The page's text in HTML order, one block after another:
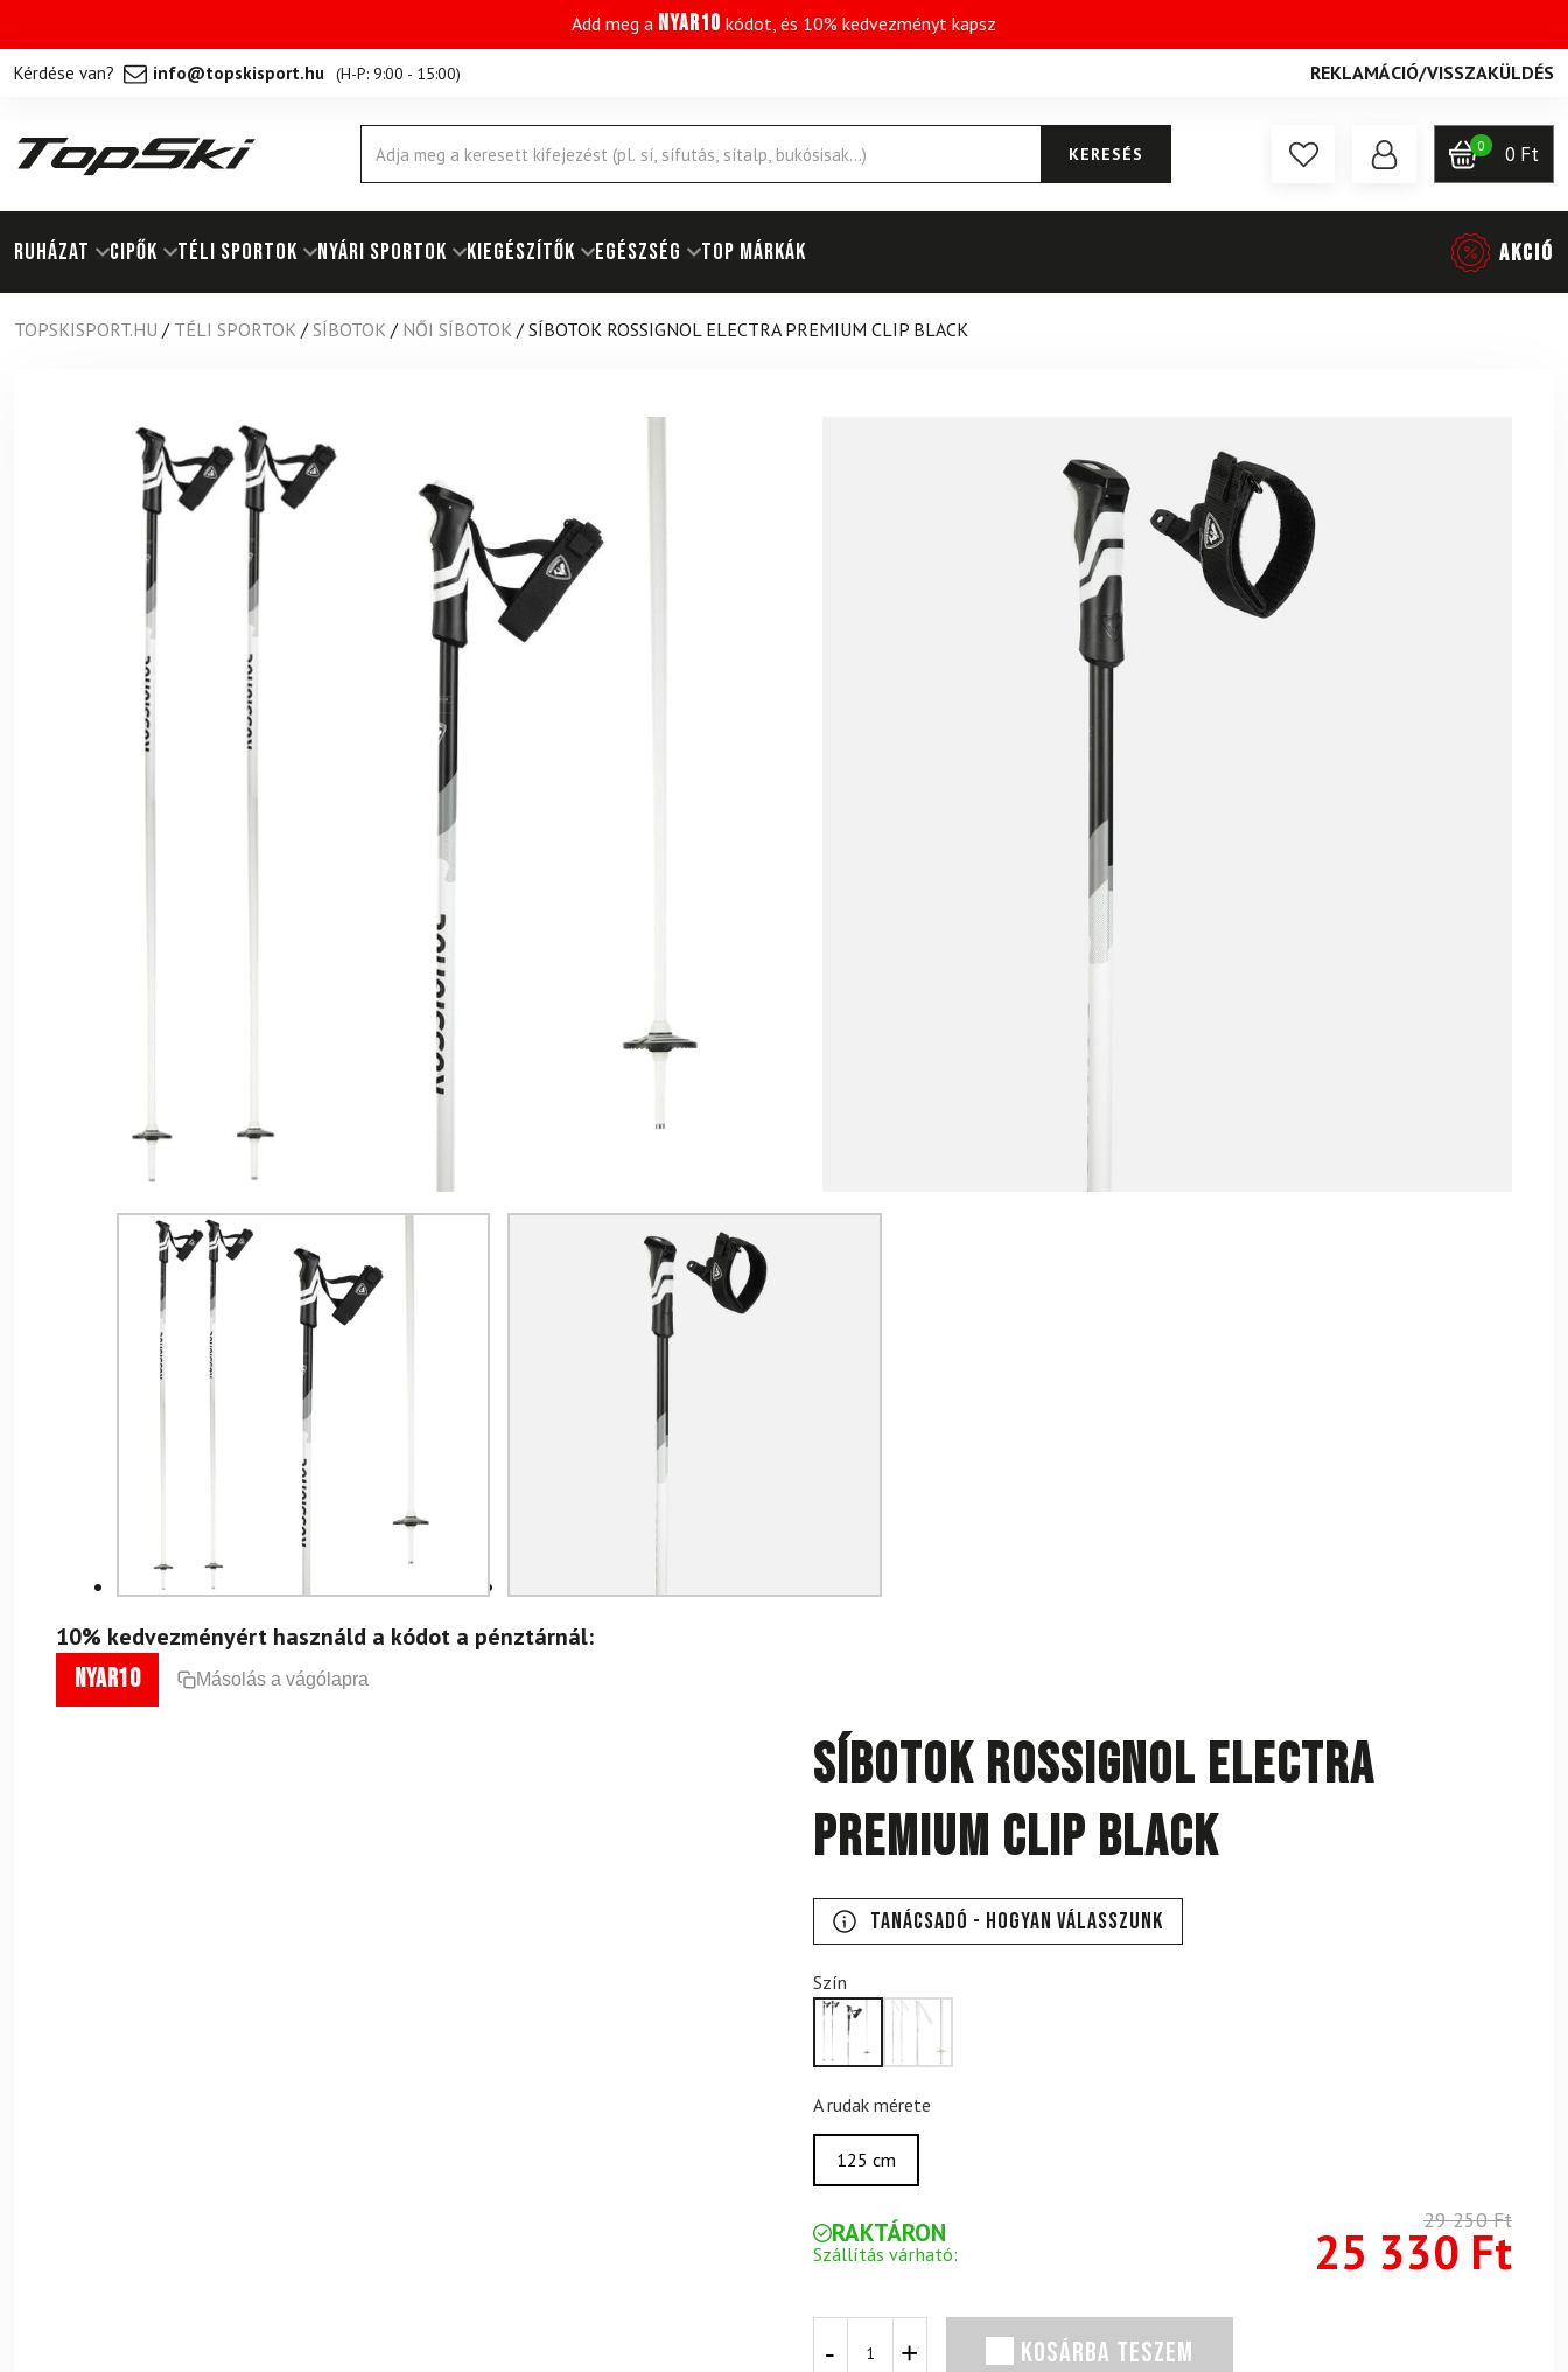
Add meg a NYAR10 kódot, és 10% kedvezményt kapsz
Kérdése van? info@topskisport.hu (H-P: 9:00 - 15:00) REKLAMÁCIÓ/VISSZAKÜLDÉS
Products
search
KERESÉS 0 0 Ft
RUHÁZAT Cipők TÉLI SPORTOK NYÁRI SPORTOK KIEGÉSZÍTŐK EGÉSZSÉG Top márkák AKCIÓ
TOPSKISPORT.HU / TÉLI SPORTOK / SÍBOTOK / NŐI SÍBOTOK / SÍBOTOK ROSSIGNOL ELECTRA PREMIUM CLIP BLACK
10% kedvezményért használd a kódot a pénztárnál:
nyar10 Másolás a vágólapra
Síbotok ROSSIGNOL ELECTRA
PREMIUM CLIP BLACK
Tanácsadó - Hogyan válasszunk
Szín
A rudak mérete
125 cm
RAKTÁRON
Szállítás várható:
29 250Ft
25 330 Ft
ROSSIGNOL
KOSÁRBA TESZEM